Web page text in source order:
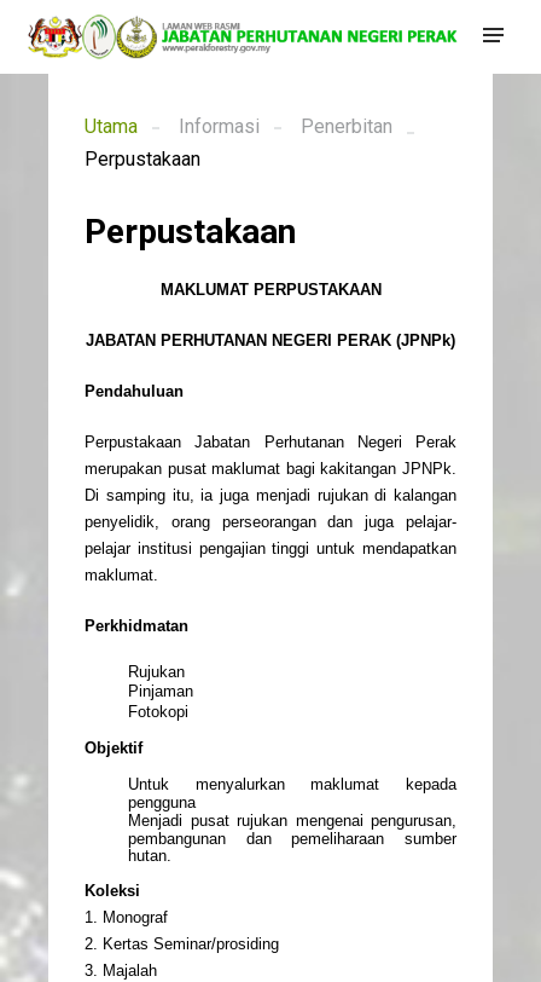
Utama Informasi
Penerbitan
Perpustakaan
Perpustakaan
MAKLUMAT PERPUSTAKAAN
JABATAN PERHUTANAN NEGERI PERAK (JPNPk)
Pendahuluan
Perpustakaan Jabatan Perhutanan Negeri Perak
merupakan pusat maklumat bagi kakitangan JPNPk.
Di samping itu, ia juga menjadi rujukan di kalangan
penyelidik, orang perseorangan dan juga pelajar-
pelajar institusi pengajian tinggi untuk mendapatkan
maklumat.
Perkhidmatan
Rujukan
Pinjaman
Fotokopi
Objektif
Untuk menyalurkan maklumat kepada
pengguna
Menjadi pusat rujukan mengenai pengurusan,
pembangunan dan pemeliharaan sumber
hutan.
Koleksi
1. Monograf
2. Kertas Seminar/prosiding
3. Majalah